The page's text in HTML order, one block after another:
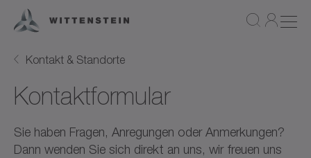
Kontakt & Standorte
Kontaktformular
Sie haben Fragen, Anregungen oder Anmerkungen?
Dann wenden Sie sich direkt an uns, wir freuen uns